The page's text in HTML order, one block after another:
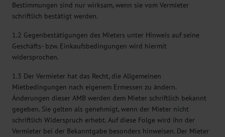
Bestimmungen sind nur wirksam, wenn sie vom Vermieter
schriftlich bestätigt werden.
1.2 Gegenbestätigungen des Mieters unter Hinweis auf seine
Geschäfts- bzw. Einkaufsbedingungen wird hiermit
widersprochen.
1.3 Der Vermieter hat das Recht, die Allgemeinen
Mietbedingungen nach eigenem Ermessen zu ändern.
Änderungen dieser AMB werden dem Mieter schriftlich bekannt
gegeben. Sie gelten als genehmigt, wenn der Mieter nicht
schriftlich Widerspruch erhebt. Auf diese Folge wird ihn der
Vermieter bei der Bekanntgabe besonders hinweisen. Der Mieter